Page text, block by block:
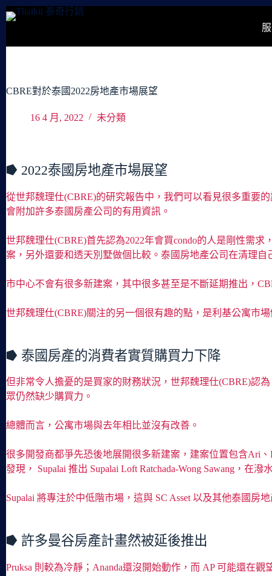
跳
容
CBRE對於泰國2022房地產市場展望
16 4 月, 2022 未分類
⭓ 2022泰國房地產市場展望
從世邦魏理仕(CBRE)的研究報告中，我們可以看見很多重要
會附加許多泰國房產公司的有用資訊。
世邦魏理仕(CBRE)首先認為2022年會買condo的人是剛性需
案，另外還要和透天別墅做個比較。泰國房地產公司在清理
市中心不會有很多新建案，其中很多甚至是不斷延期推出，
世邦魏理仕(CBRE)關注的另一個很有趣的點，是利基公寓市
⭓ 泰國房產的消費者實質購買力下降
但非常令人擔憂的是買家的財務狀況，世邦魏理仕(CBRE)認
眾仍然缺少購買力。
總體而言，公寓市場與去年相比並沒有改善。
很多開發商都爭先恐後地展開很多新建案，建案位置包含Ari
發現， Supalai 推出 Supalai Loft Ratchada-Wong Sawang，在
Supalai 將專注於中低階市場，這與 SC Asset 以及其他泰國房
⭓ 許多曼谷房產計畫然被延後推出
Pruksa 則較為冷靜；Ananda還沒開始動作，而 AP 可能還在